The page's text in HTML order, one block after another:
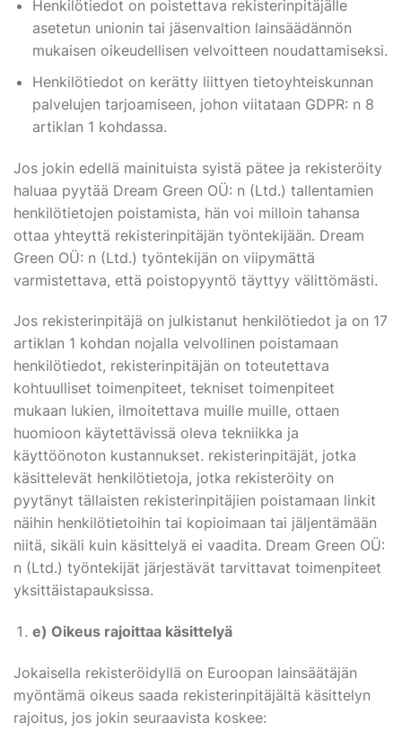
Henkilötiedot on poistettava rekisterinpitäjälle
asetetun unionin tai jäsenvaltion lainsäädännön
mukaisen oikeudellisen velvoitteen noudattamiseksi.
Henkilötiedot on kerätty liittyen tietoyhteiskunnan
palvelujen tarjoamiseen, johon viitataan GDPR: n 8
artiklan 1 kohdassa.
Jos jokin edellä mainituista syistä pätee ja rekisteröity
haluaa pyytää Dream Green OÜ: n (Ltd.) tallentamien
henkilötietojen poistamista, hän voi milloin tahansa
ottaa yhteyttä rekisterinpitäjän työntekijään. Dream
Green OÜ: n (Ltd.) työntekijän on viipymättä
varmistettava, että poistopyyntö täyttyy välittömästi.
Jos rekisterinpitäjä on julkistanut henkilötiedot ja on 17
artiklan 1 kohdan nojalla velvollinen poistamaan
henkilötiedot, rekisterinpitäjän on toteutettava
kohtuulliset toimenpiteet, tekniset toimenpiteet
mukaan lukien, ilmoitettava muille muille, ottaen
huomioon käytettävissä oleva tekniikka ja
käyttöönoton kustannukset. rekisterinpitäjät, jotka
käsittelevät henkilötietoja, jotka rekisteröity on
pyytänyt tällaisten rekisterinpitäjien poistamaan linkit
näihin henkilötietoihin tai kopioimaan tai jäljentämään
niitä, sikäli kuin käsittelyä ei vaadita. Dream Green OÜ:
n (Ltd.) työntekijät järjestävät tarvittavat toimenpiteet
yksittäistapauksissa.
e) Oikeus rajoittaa käsittelyä
Jokaisella rekisteröidyllä on Euroopan lainsäätäjän
myöntämä oikeus saada rekisterinpitäjältä käsittelyn
rajoitus, jos jokin seuraavista koskee: